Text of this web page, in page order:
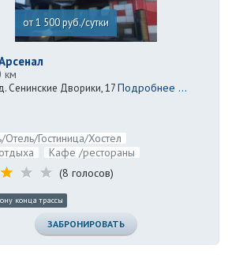
от 1 500 руб./сутки
км
Сенинские Дворики, 17Подробнее ...
Гостиница/Хостел
Кафе /рестораны
(8 голосов)
конца трассы
ЗАБРОНИРОВАТЬ